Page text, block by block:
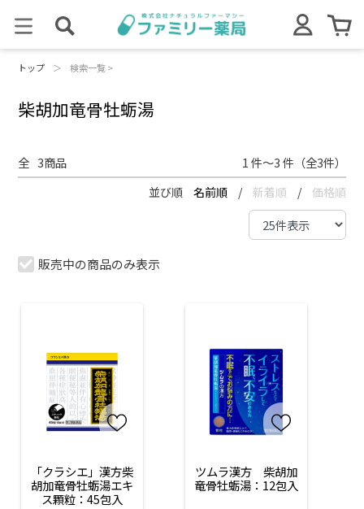
トップ ＞ 検索一覧 >
柴胡加竜骨牡蛎湯
全 3商品 1 件～3 件（全3件）
並び順 名前順 / 新着順 / 価格順
販売中の商品のみ表示
「クラシエ」漢方柴
胡加竜骨牡蛎湯エキ
ス顆粒：45包入
ツムラ漢方　柴胡加
竜骨牡蛎湯：12包入